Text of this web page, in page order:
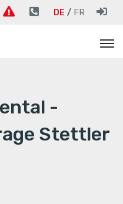
DE FR
-
Stettler